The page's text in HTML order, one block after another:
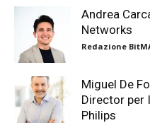
Andrea
Networks
Redazione
Miguel De
Director per
Philips